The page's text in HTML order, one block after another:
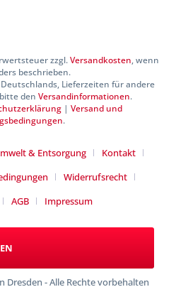
zzgl.Versandkosten, wenn
beschrieben.
Lieferzeiten für andere
den Versandinformationen.
| Versand und
.
& Entsorgung
Kontakt
Widerrufsrecht
AGB Impressum
- Alle Rechte vorbehalten